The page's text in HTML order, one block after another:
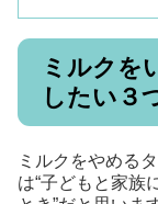
ミルクを
したい３
ミルクをやめる
は“子どもと家族